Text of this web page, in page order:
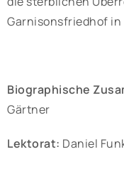
Garnisonsfriedhof in
Biographische
Gärtner
Lektorat: Daniel